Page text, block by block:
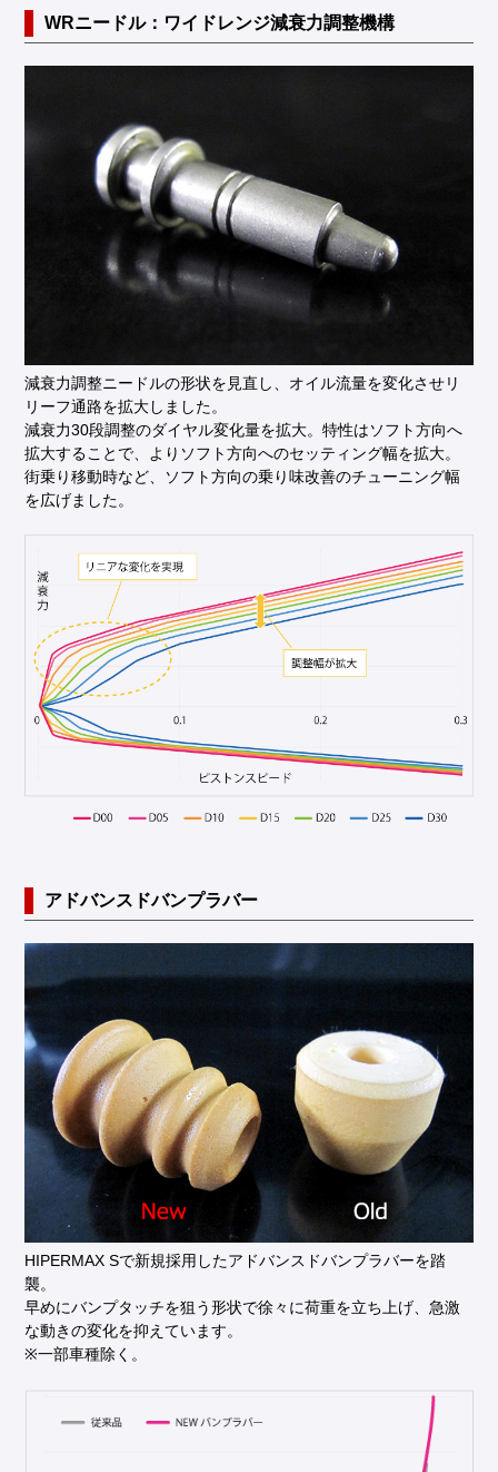
WRニードル：ワイドレンジ減衰力調整機構
減衰力調整ニードルの形状を見直し、オイル流量を変化させリ
リーフ通路を拡大しました。
減衰力30段調整のダイヤル変化量を拡大。特性はソフト方向へ
拡大することで、よりソフト方向へのセッティング幅を拡大。
街乗り移動時など、ソフト方向の乗り味改善のチューニング幅
を広げました。
アドバンスドバンプラバー
HIPERMAX Sで新規採用したアドバンスドバンプラバーを踏
襲。
早めにバンプタッチを狙う形状で徐々に荷重を立ち上げ、急激
な動きの変化を抑えています。
※一部車種除く。